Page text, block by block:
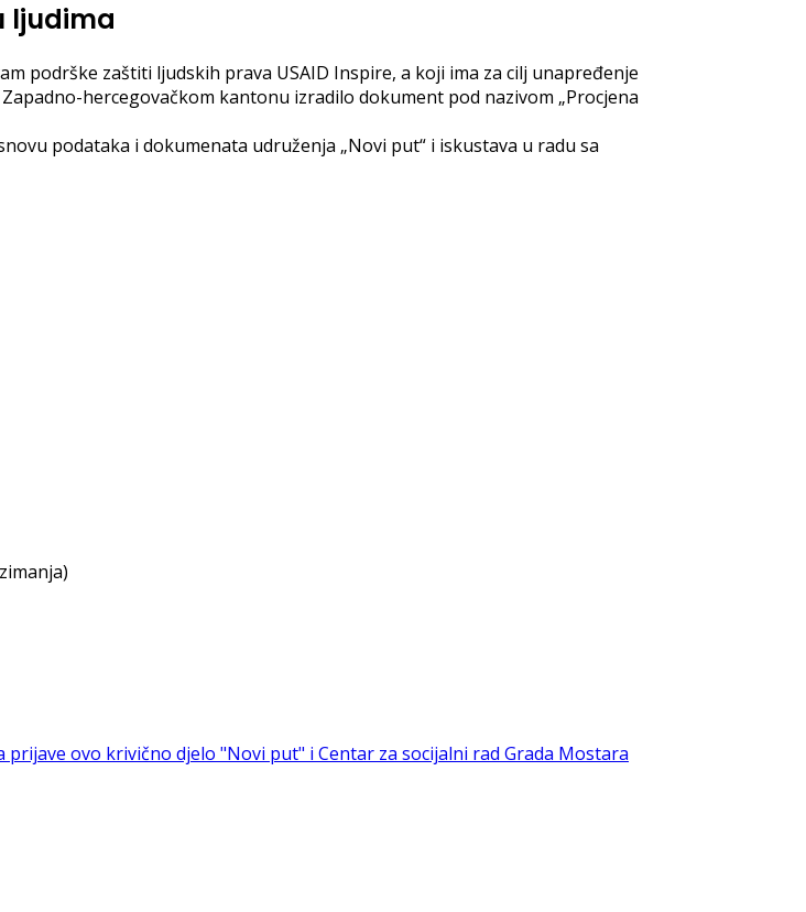
ljudima
podrške zaštiti ljudskih prava USAID Inspire, a koji ima za cilj unapređenje
hercegovačkom kantonu izradilo dokument pod nazivom „Procjena
podataka i dokumenata udruženja „Novi put“ i iskustava u radu sa
prijave ovo krivično djelo "Novi put" i Centar za socijalni rad Grada Mostara